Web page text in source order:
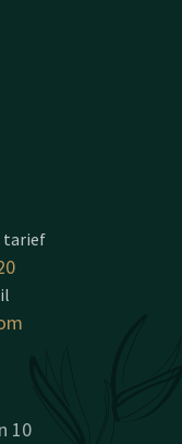
tarief
10